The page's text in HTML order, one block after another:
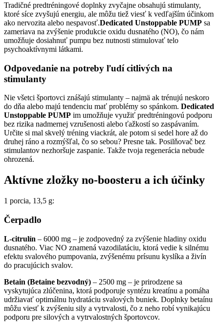
Tradičné predtréningové doplnky zvyčajne obsahujú stimulanty,
ktoré síce zvyšujú energiu, ale môžu tiež viesť k vedľajším účinkom
ako nervozita alebo nespavosť.Dedicated Unstoppable PUMP sa
zameriava na zvýšenie produkcie oxidu dusnatého (NO), čo nám
umožňuje dosiahnuť pumpu bez nutnosti stimulovať telo
psychoaktívnymi látkami.
Odpovedanie na potreby ľudí citlivých na
stimulanty
Nie všetci športovci znášajú stimulanty – najmä ak trénujú neskoro
do dňa alebo majú tendenciu mať problémy so spánkom. Dedicated
Unstoppable PUMP im umožňuje využiť predtréningovú podporu
bez rizika nadmernej vzrušenosti alebo ťažkostí so zaspávaním.
Určite si mal skvelý tréning viackrát, ale potom si sedel hore až do
druhej ráno a rozmýšľal, čo so sebou? Presne tak. Posilňovač bez
stimulantov nezhoršuje zaspanie. Takže tvoja regenerácia nebude
ohrozená.
Aktívne zložky no-boosteru a ich účinky
1 porcia, 13,5 g:
Čerpadlo
L-citrulín – 6000 mg – je zodpovedný za zvýšenie hladiny oxidu
dusnatého. Viac NO znamená vazodilatáciu, ktorá vedie k silnému
efektu svalového pumpovania, zvýšenému prísunu kyslíka a živín
do pracujúcich svalov.
Betain (Betaine bezvodný) – 2500 mg – je prirodzene sa
vyskytujúca zlúčenina, ktorá podporuje syntézu kreatínu a pomáha
udržiavať optimálnu hydratáciu svalových buniek. Doplnky betaínu
môžu viesť k zvýšeniu sily a vytrvalosti, čo z neho robí vynikajúcu
podporu pre silových a vytrvalostných športovcov.